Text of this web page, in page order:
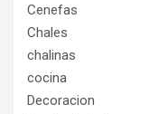
Cenefas
Chales
chalinas
cocina
Decoracion